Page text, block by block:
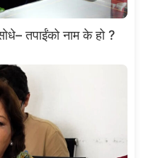
तपाईंको नाम के हो ?